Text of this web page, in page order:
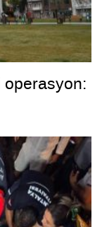
operasyon: